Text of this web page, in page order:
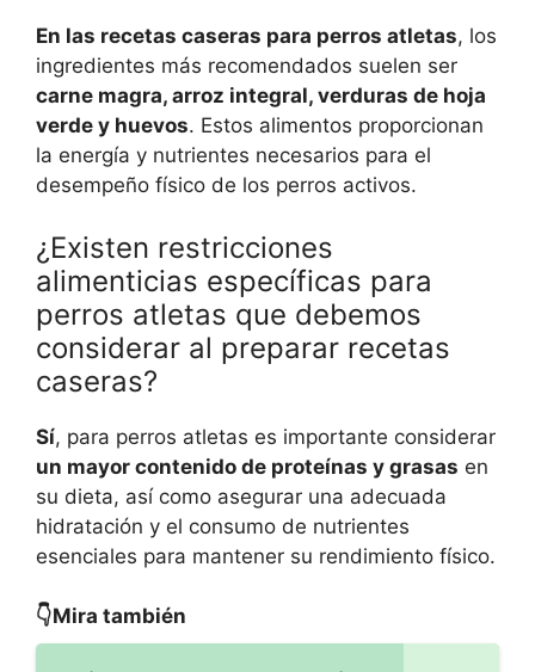
En las recetas caseras para perros atletas, los
ingredientes más recomendados suelen ser
carne magra, arroz integral, verduras de hoja
verde y huevos. Estos alimentos proporcionan
la energía y nutrientes necesarios para el
desempeño físico de los perros activos.
¿Existen restricciones
alimenticias específicas para
perros atletas que debemos
considerar al preparar recetas
caseras?
Sí, para perros atletas es importante considerar
un mayor contenido de proteínas y grasas en
su dieta, así como asegurar una adecuada
hidratación y el consumo de nutrientes
esenciales para mantener su rendimiento físico.
👇Mira también